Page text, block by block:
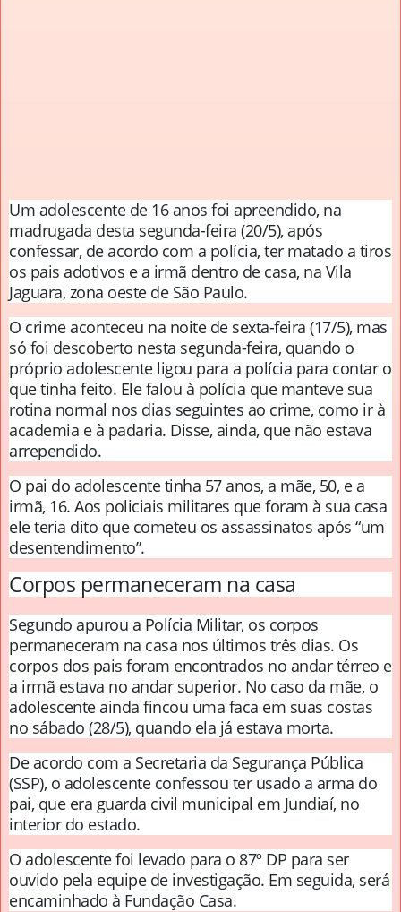
Um adolescente de 16 anos foi apreendido, na
madrugada desta segunda-feira (20/5), após
confessar, de acordo com a polícia, ter matado a tiros
os pais adotivos e a irmã dentro de casa, na Vila
Jaguara, zona oeste de São Paulo.
O crime aconteceu na noite de sexta-feira (17/5), mas
só foi descoberto nesta segunda-feira, quando o
próprio adolescente ligou para a polícia para contar o
que tinha feito. Ele falou à polícia que manteve sua
rotina normal nos dias seguintes ao crime, como ir à
academia e à padaria. Disse, ainda, que não estava
arrependido.
O pai do adolescente tinha 57 anos, a mãe, 50, e a
irmã, 16. Aos policiais militares que foram à sua casa
ele teria dito que cometeu os assassinatos após “um
desentendimento”.
Corpos permaneceram na casa
Segundo apurou a Polícia Militar, os corpos
permaneceram na casa nos últimos três dias. Os
corpos dos pais foram encontrados no andar térreo e
a irmã estava no andar superior. No caso da mãe, o
adolescente ainda fincou uma faca em suas costas
no sábado (28/5), quando ela já estava morta.
De acordo com a Secretaria da Segurança Pública
(SSP), o adolescente confessou ter usado a arma do
pai, que era guarda civil municipal em Jundiaí, no
interior do estado.
O adolescente foi levado para o 87º DP para ser
ouvido pela equipe de investigação. Em seguida, será
encaminhado à Fundação Casa.